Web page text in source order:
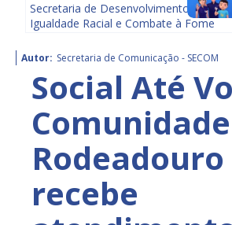
Secretaria de Desenvolvimento Social,
Igualdade Racial e Combate à Fome
Autor: Secretaria de Comunicação - SECOM
Social Até
Rodeadouro
recebe